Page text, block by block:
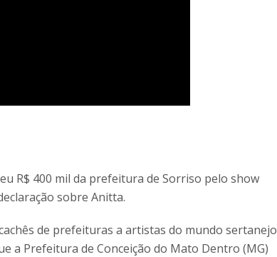
R$ 400 mil da prefeitura de Sorriso pelo show
sobre Anitta.
de prefeituras a artistas do mundo sertanejo
a Prefeitura de Conceição do Mato Dentro (MG)